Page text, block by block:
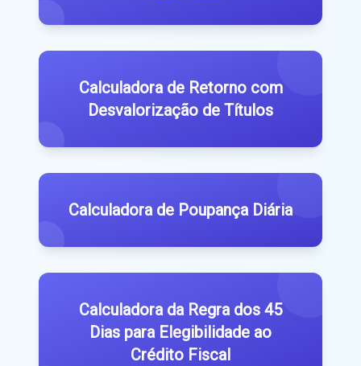
Calculadora de Retorno com
Desvalorização de Títulos
Calculadora de Poupança Diária
Calculadora da Regra dos 45
Dias para Elegibilidade ao
Crédito Fiscal